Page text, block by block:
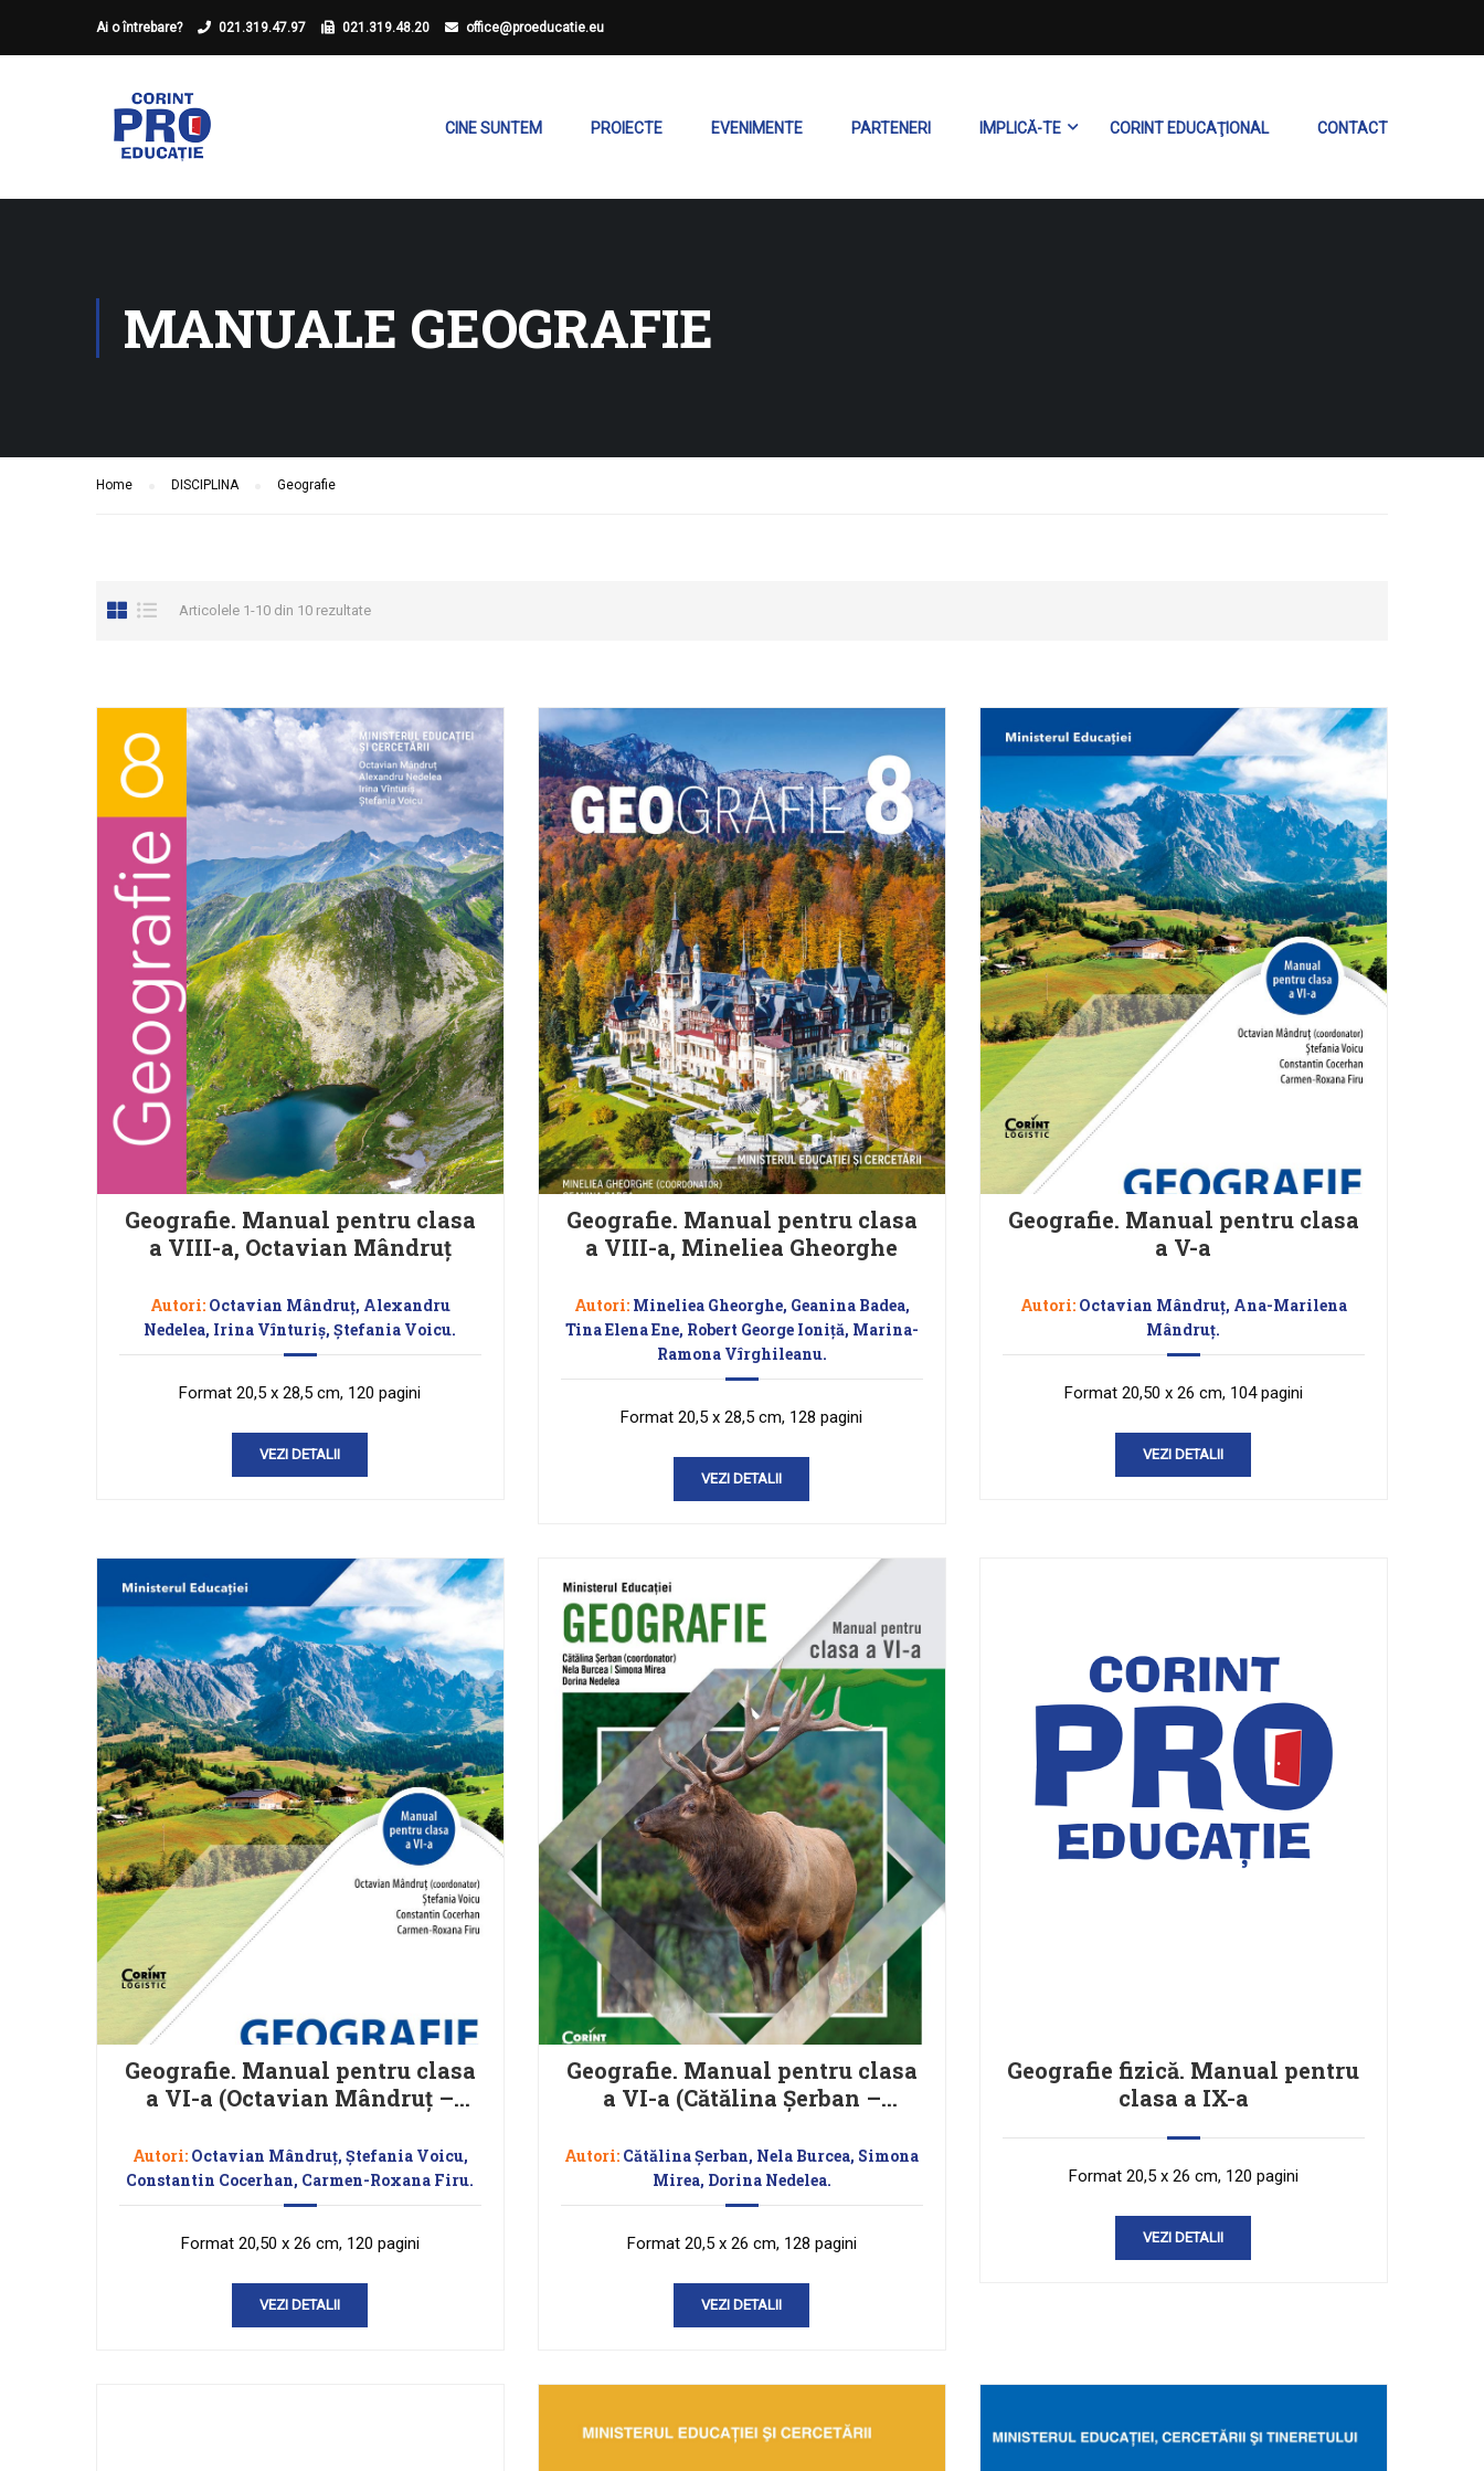
Ai o întrebare? 021.319.47.97 021.319.48.20 office@proeducatie.eu
CINE SUNTEM PROIECTE EVENIMENTE PARTENERI IMPLICĂ-TE CORINT EDUCAŢIONAL CONTACT
MANUALE GEOGRAFIE
Home DISCIPLINA Geografie
Articolele 1-10 din 10 rezultate
Geografie. Manual pentru clasa
a VIII-a, Octavian Mândruț
Autori: Octavian Mândruţ, Alexandru
Nedelea, Irina Vînturiș, Ștefania Voicu.
Format 20,5 x 28,5 cm, 120 pagini
VEZI DETALII
Geografie. Manual pentru clasa
a VIII-a, Mineliea Gheorghe
Autori: Mineliea Gheorghe, Geanina Badea,
Tina Elena Ene, Robert George Ioniță, Marina-
Ramona Vîrghileanu.
Format 20,5 x 28,5 cm, 128 pagini
VEZI DETALII
Geografie. Manual pentru clasa
a V-a
Autori: Octavian Mândruţ, Ana-Marilena
Mândruţ.
Format 20,50 x 26 cm, 104 pagini
VEZI DETALII
Geografie. Manual pentru clasa
a VI-a (Octavian Mândruţ –
Autori: Octavian Mândruţ, Ștefania Voicu,
Constantin Cocerhan, Carmen-Roxana Firu.
Format 20,50 x 26 cm, 120 pagini
VEZI DETALII
Geografie. Manual pentru clasa
a VI-a (Cătălina Șerban –
Autori: Cătălina Șerban, Nela Burcea, Simona
Mirea, Dorina Nedelea.
Format 20,5 x 26 cm, 128 pagini
VEZI DETALII
Geografie fizică. Manual pentru
clasa a IX-a
Format 20,5 x 26 cm, 120 pagini
VEZI DETALII